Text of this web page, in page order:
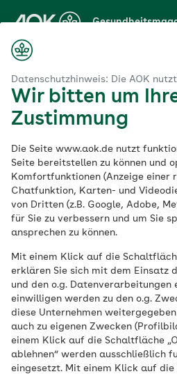
Datenschutzhinweis: Die AOK
Wir bitten um
Zustimmung
Die Seite www.aok.de nutzt
Seite bereitstellen zu können und
Komfortfunktionen (Anzeige einer
Chatfunktion, Karten- und
von Dritten (z.B. Google, Adobe,
für Sie zu verbessern und um Sie
ansprechen zu können.
Mit einem Klick auf die
erklären Sie sich mit dem Einsatz
und den o.g. Datenverarbeitungen
einwilligen werden zu den o.g.
diese Unternehmen
auch zu eigenen Zwecken
einem Klick auf die Schaltfläche
ablehnen“ werden ausschließlich
eingesetzt. Mit einem Klick auf
Hauptinhalt
springen
Leinsamen
Gesundheit
Veröffentlicht am:
17.03.2023 4 Minuten
Klein und unscheinbar,
in sich: Leinsamen sind
besonderen Inhaltstoffe
und können bei
ihre Wirkung zu